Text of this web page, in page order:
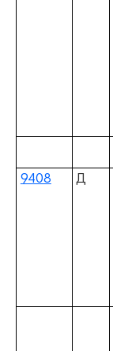
9408 Д